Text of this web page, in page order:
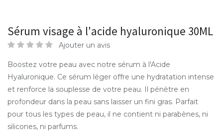
Sérum visage à l'acide hyaluronique 30ML
Ajouter un avis
Boostez votre peau avec notre sérum à l'Acide
Hyaluronique. Ce sérum léger offre une hydratation intense
et renforce la souplesse de votre peau. Il pénètre en
profondeur dans la peau sans laisser un fini gras. Parfait
pour tous les types de peau, il ne contient ni parabènes, ni
silicones, ni parfums.